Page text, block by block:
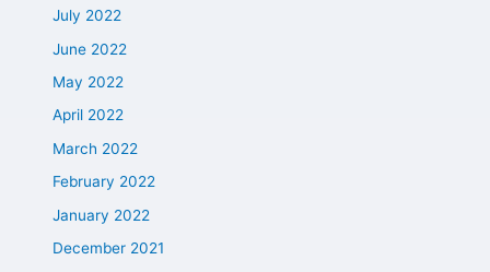
July 2022
June 2022
May 2022
April 2022
March 2022
February 2022
January 2022
December 2021